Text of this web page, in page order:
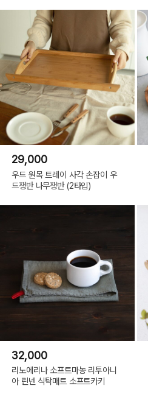
29,000
우드 원목 트레이 사각 손잡이 우
드쟁반 나무쟁반 (2타입)
32,000
리노에리나 소프트마농 리투아니
아 린넨 식탁매트 소프트카키